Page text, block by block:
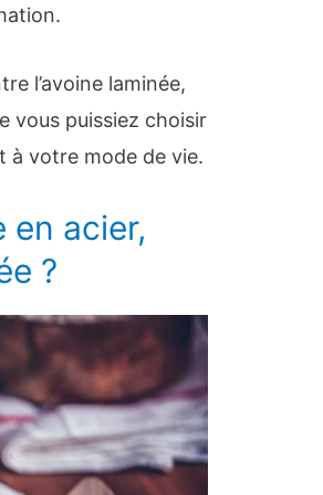
l’avoine laminée,
vous puissiez choisir
à votre mode de vie.
en acier,
?